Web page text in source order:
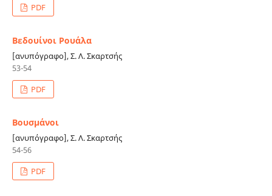
PDF
Βεδουίνοι Ρουάλα
[ανυπόγραφο], Σ. Λ. Σκαρτσής
53-54
PDF
Βουσμάνοι
[ανυπόγραφο], Σ. Λ. Σκαρτσής
54-56
PDF